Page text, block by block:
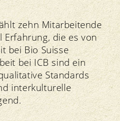
zehn Mitarbeitende
die es von
bei Bio Suisse
bei ICB sind ein
Standards
interkulturelle